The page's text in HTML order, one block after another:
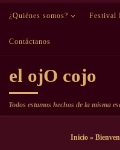
Saltar al contenido
¿Quiénes somos? Festival
Contáctanos
el ojO cojo
Todos estamos hechos de la misma
Inicio »